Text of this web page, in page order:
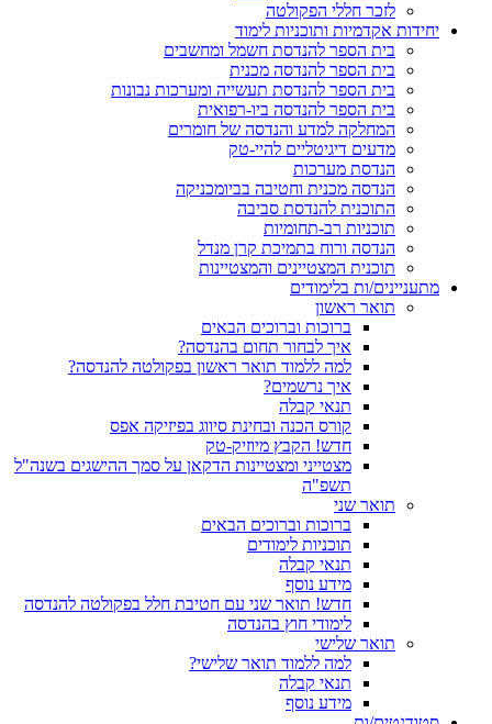
לזכר חללי הפקולטה
יחידות אקדמיות ותוכניות לימוד
בית הספר להנדסת חשמל ומחשבים
בית הספר להנדסה מכנית
בית הספר להנדסת תעשייה ומערכות נבונות
בית הספר להנדסה ביו-רפואית
המחלקה למדע והנדסה של חומרים
מדעים דיגיטליים להיי-טק
הנדסת מערכות
הנדסה מכנית וחטיבה בביומכניקה
התוכנית להנדסת סביבה
תוכניות רב-תחומיות
הנדסה ורוח בתמיכת קרן מנדל
תוכנית המצטיינים והמצטיינות
מתעניינים/ות בלימודים
תואר ראשון
ברוכות וברוכים הבאים
איך לבחור תחום בהנדסה?
למה ללמוד תואר ראשון בפקולטה להנדסה?
איך נרשמים?
תנאי קבלה
קורס הכנה ובחינת סיווג בפיזיקה אפס
חדש! הקבץ מיוזיק-טק
מצטייני ומצטיינות הדקאן על סמך ההישגים בשנה"ל
תשפ"ה
תואר שני
ברוכות וברוכים הבאים
תוכניות לימודים
תנאי קבלה
מידע נוסף
חדש! תואר שני עם חטיבת חלל בפקולטה להנדסה
לימודי חוץ בהנדסה
תואר שלישי
למה ללמוד תואר שלישי?
תנאי קבלה
מידע נוסף